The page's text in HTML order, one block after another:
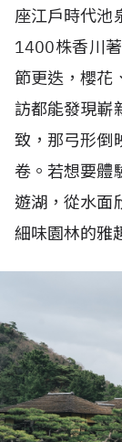
座江戶時代池
1400株香川
節更迭，櫻花
訪都能發現嶄
致，那弓形倒
卷。若想要體
遊湖，從水面
細味園林的雅